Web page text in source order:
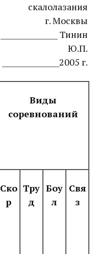
скалолазания
г. Москвы
________________ Тинин
Ю.П.
________________2005 г.
Виды
соревнований
Ско
р
Тру
д
Боу
л
Свя
з